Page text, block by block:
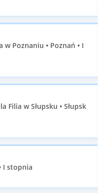
Poznaniu • Poznań • I
Filia w Słupsku • Słupsk
I stopnia